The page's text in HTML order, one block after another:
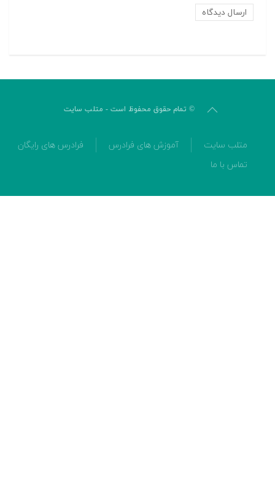
© تمام حقوق محفوظ است - متلب سایت
متلب سایت آموزش های فرادرس
فرادرس های رایگان
تماس با ما